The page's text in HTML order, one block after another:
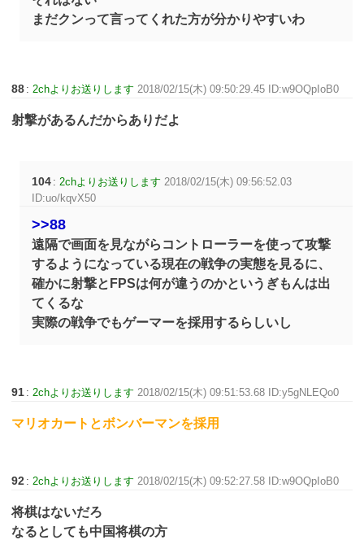
まだクンって言ってくれた方が分かりやすいわ
88 :2chよりお送りします 2018/02/15(木) 09:50:29.45 ID:w9OQpIoB0
射撃があるんだからありだよ
104 :2chよりお送りします 2018/02/15(木) 09:56:52.03
ID:uo/kqvX50
>>88
遠隔で画面を見ながらコントローラーを使って攻撃
するようになっている現在の戦争の実態を見るに、
確かに射撃とFPSは何が違うのかというぎもんは出
てくるな
実際の戦争でもゲーマーを採用するらしいし
91 :2chよりお送りします 2018/02/15(木) 09:51:53.68 ID:y5gNLEQo0
マリオカートとボンバーマンを採用
92 :2chよりお送りします 2018/02/15(木) 09:52:27.58 ID:w9OQpIoB0
将棋はないだろ
なるとしても中国将棋の方